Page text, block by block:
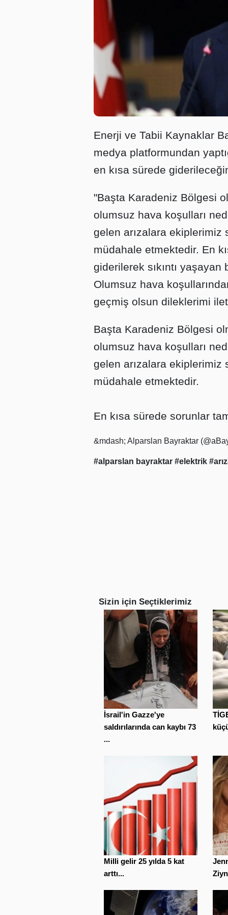
Enerji ve Tabii Kaynaklar
medya platformundan
en kısa sürede
"Başta Karadeniz Bölgesi
olumsuz hava koşulları
gelen arızalara ekiplerimiz
müdahale etmektedir. En
giderilerek sıkıntı
Olumsuz hava
geçmiş olsun dileklerimi
Başta Karadeniz Bölgesi
olumsuz hava koşulları
gelen arızalara ekiplerimiz
müdahale etmektedir.
En kısa sürede sorunlar
&mdash; Alparslan Bayraktar
#alparslan bayraktar #elektrik
Sizin için Seçtiklerimiz
İsrail'in Gazze'ye
saldırılarında can kaybı 73
...
Milli gelir 25 yılda 5 kat
arttı...